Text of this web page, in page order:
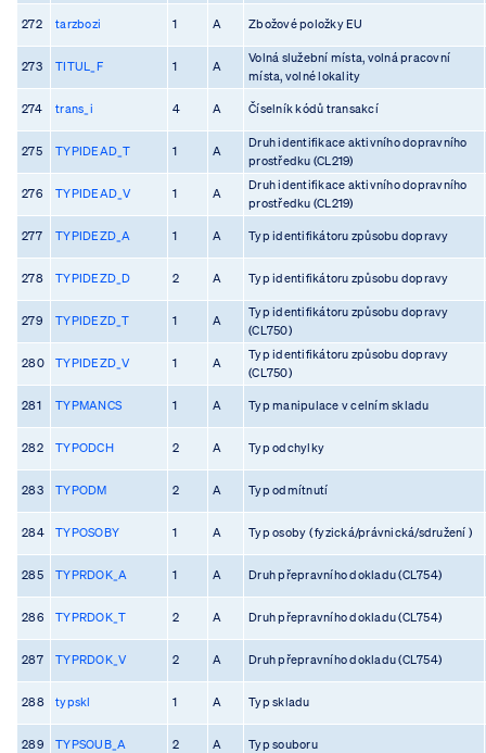
272 tarzbozi 1 A Zbožové položky EU
273 TITUL_F 1 A
Volná služební místa, volná pracovní
místa, volné lokality
274 trans_i 4 A Číselník kódů transakcí
275 TYPIDEAD_T 1 A
Druh identifikace aktivního dopravního
prostředku (CL219)
276 TYPIDEAD_V 1 A
Druh identifikace aktivního dopravního
prostředku (CL219)
277 TYPIDEZD_A 1 A Typ identifikátoru způsobu dopravy
278 TYPIDEZD_D 2 A Typ identifikátoru způsobu dopravy
279 TYPIDEZD_T 1 A
Typ identifikátoru způsobu dopravy
(CL750)
280 TYPIDEZD_V 1 A
Typ identifikátoru způsobu dopravy
(CL750)
281 TYPMANCS 1 A Typ manipulace v celním skladu
282 TYPODCH 2 A Typ odchylky
283 TYPODM 2 A Typ odmítnutí
284 TYPOSOBY 1 A Typ osoby ( fyzická/právnická/sdružení )
285 TYPRDOK_A 1 A Druh přepravního dokladu (CL754)
286 TYPRDOK_T 2 A Druh přepravního dokladu (CL754)
287 TYPRDOK_V 2 A Druh přepravního dokladu (CL754)
288 typskl 1 A Typ skladu
289 TYPSOUB_A 2 A Typ souboru